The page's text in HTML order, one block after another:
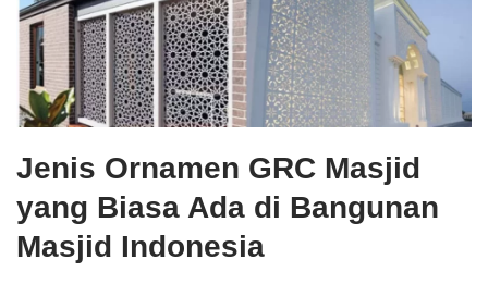
Jenis Ornamen GRC Masjid
yang Biasa Ada di Bangunan
Masjid Indonesia